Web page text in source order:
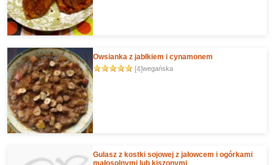
Owsianka z jabłkiem i cynamonem
[4]wegańska
Gulasz z kostki sojowej z jałowcem i ogórkami
małosolnymi lub kiszonymi